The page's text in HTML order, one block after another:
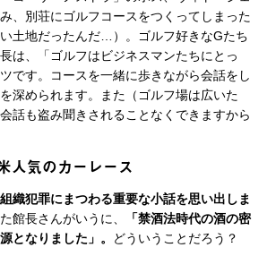
、別荘にゴルフコースをつくってしまった
土地だったんだ…）。ゴルフ好きなGたち
は、「ゴルフはビジネスマンたちにとっ
です。コースを一緒に歩きながら会話をし
深められます。また（ゴルフ場は広いた
話も盗み聞きされることなくできますから
人気のカーレース
織犯罪にまつわる重要な小話を思い出しま
館長さんがいうに、
「禁酒法時代の酒の密
となりました」。
どういうことだろう？